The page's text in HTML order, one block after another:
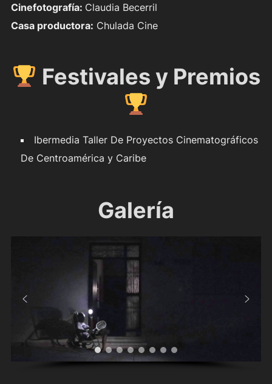
Cinefotografía: Claudia Becerril
Casa productora: Chulada Cine
Festivales y Premios
Ibermedia Taller De Proyectos Cinematográficos
De Centroamérica y Caribe
Galería